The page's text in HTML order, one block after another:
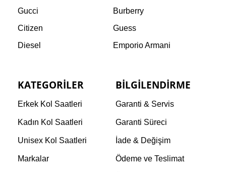
Gucci
Burberry
Citizen
Guess
Diesel
Emporio Armani
KATEGORILER
Erkek Kol Saatleri
Kadın Kol Saatleri
Unisex Kol Saatleri
Markalar
BILGILENDIRME
Garanti & Servis
Garanti Süreci
İade & Değişim
Ödeme ve Teslimat